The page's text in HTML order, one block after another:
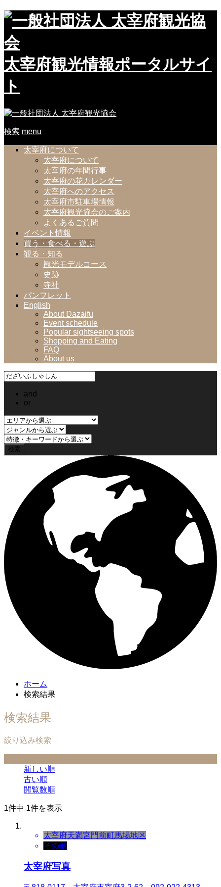
太宰府観光情報ポータルサイ
ト
検索 menu
太宰府について
太宰府について
太宰府の年間行事
太宰府の花カレンダー
太宰府へのアクセス
太宰府市駐車場情報
太宰府観光協会のご案内
よくあるご質問
イベント情報
買う・食べる・遊ぶ
観る・知る
観光モデルコース
史跡
寺社
パンフレット
English
About Dazaifu
Event schedule
Popular sightseeing spots
Shopping and Eating
FAQ
About us
and
or
ホーム
検索結果
検索結果
絞り込み検索
新しい順
古い順
閲覧数順
1件中 1件を表示
太宰府天満宮門前町馬場地区
その他
太宰府写真